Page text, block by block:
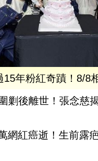
15年粉紅奇蹟！8/8
剿後離世！張念慈
網紅癌逝！生前露